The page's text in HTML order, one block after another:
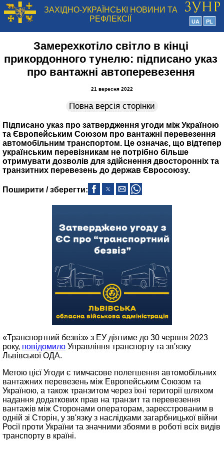
ЗАХІДНО-УКРАЇНСЬКІ НОВИНИ ТА
РЕФЛЕКСІЇ
UA PL
Замерехкотіло світло в кінці
прикордонного тунелю: підписано указ
про вантажні автоперевезення
21 вересня 2022
Повна версія сторінки
Підписано указ про затвердження угоди між Україною
та Європейським Союзом про вантажні перевезення
автомобільним транспортом. Це означає, що відтепер
українським перевізникам не потрібно більше
отримувати дозволів для здійснення двосторонніх та
транзитних перевезень до держав Євросоюзу.
Поширити / зберегти:
«Транспортний безвіз» з ЕУ діятиме до 30 червня 2023
року, повідомило Управління транспорту та зв'язку
Львівської ОДА.
Метою цієї Угоди є тимчасове полегшення автомобільних
вантажних перевезень між Европейським Союзом та
Україною, а також транзитом через їхні території шляхом
надання додаткових прав на транзит та перевезення
вантажів між Сторонами операторам, зареєстрованим в
одній зі Сторін, у зв'язку з наслідками загарбницької війни
Росії проти України та значними збоями в роботі всіх видів
транспорту в країні.